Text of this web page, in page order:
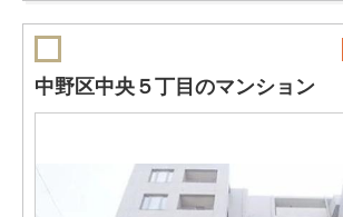
中野区中央５丁目のマンション